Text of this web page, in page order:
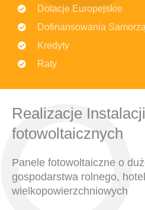
Dotacje Europejskie
Dofinansowania
Kredyty
Raty
Realizacje Instalacji
fotowoltaicznych
Panele fotowoltaiczne o
gospodarstwa rolnego,
wielkopowierzchniowych